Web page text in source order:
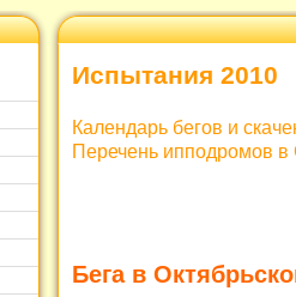
Испытания 2010
Календарь бегов и
Перечень ипподромов в
Бега в